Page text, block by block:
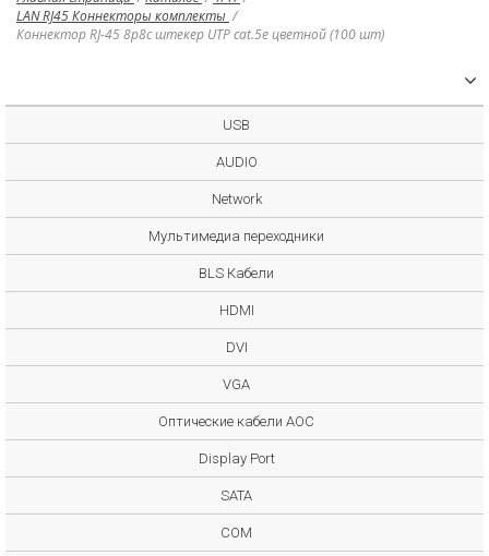
LAN RJ45 Коннекторы комплекты /
Коннектор RJ-45 8p8c штекер UTP cat.5e цветной (100 шт)
USB
AUDIO
Network
Мультимедиа переходники
BLS Кабели
HDMI
DVI
VGA
Оптические кабели AOC
Display Port
SATA
COM